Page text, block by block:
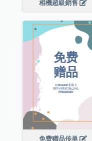
相機超級銷售
免费赠品传单